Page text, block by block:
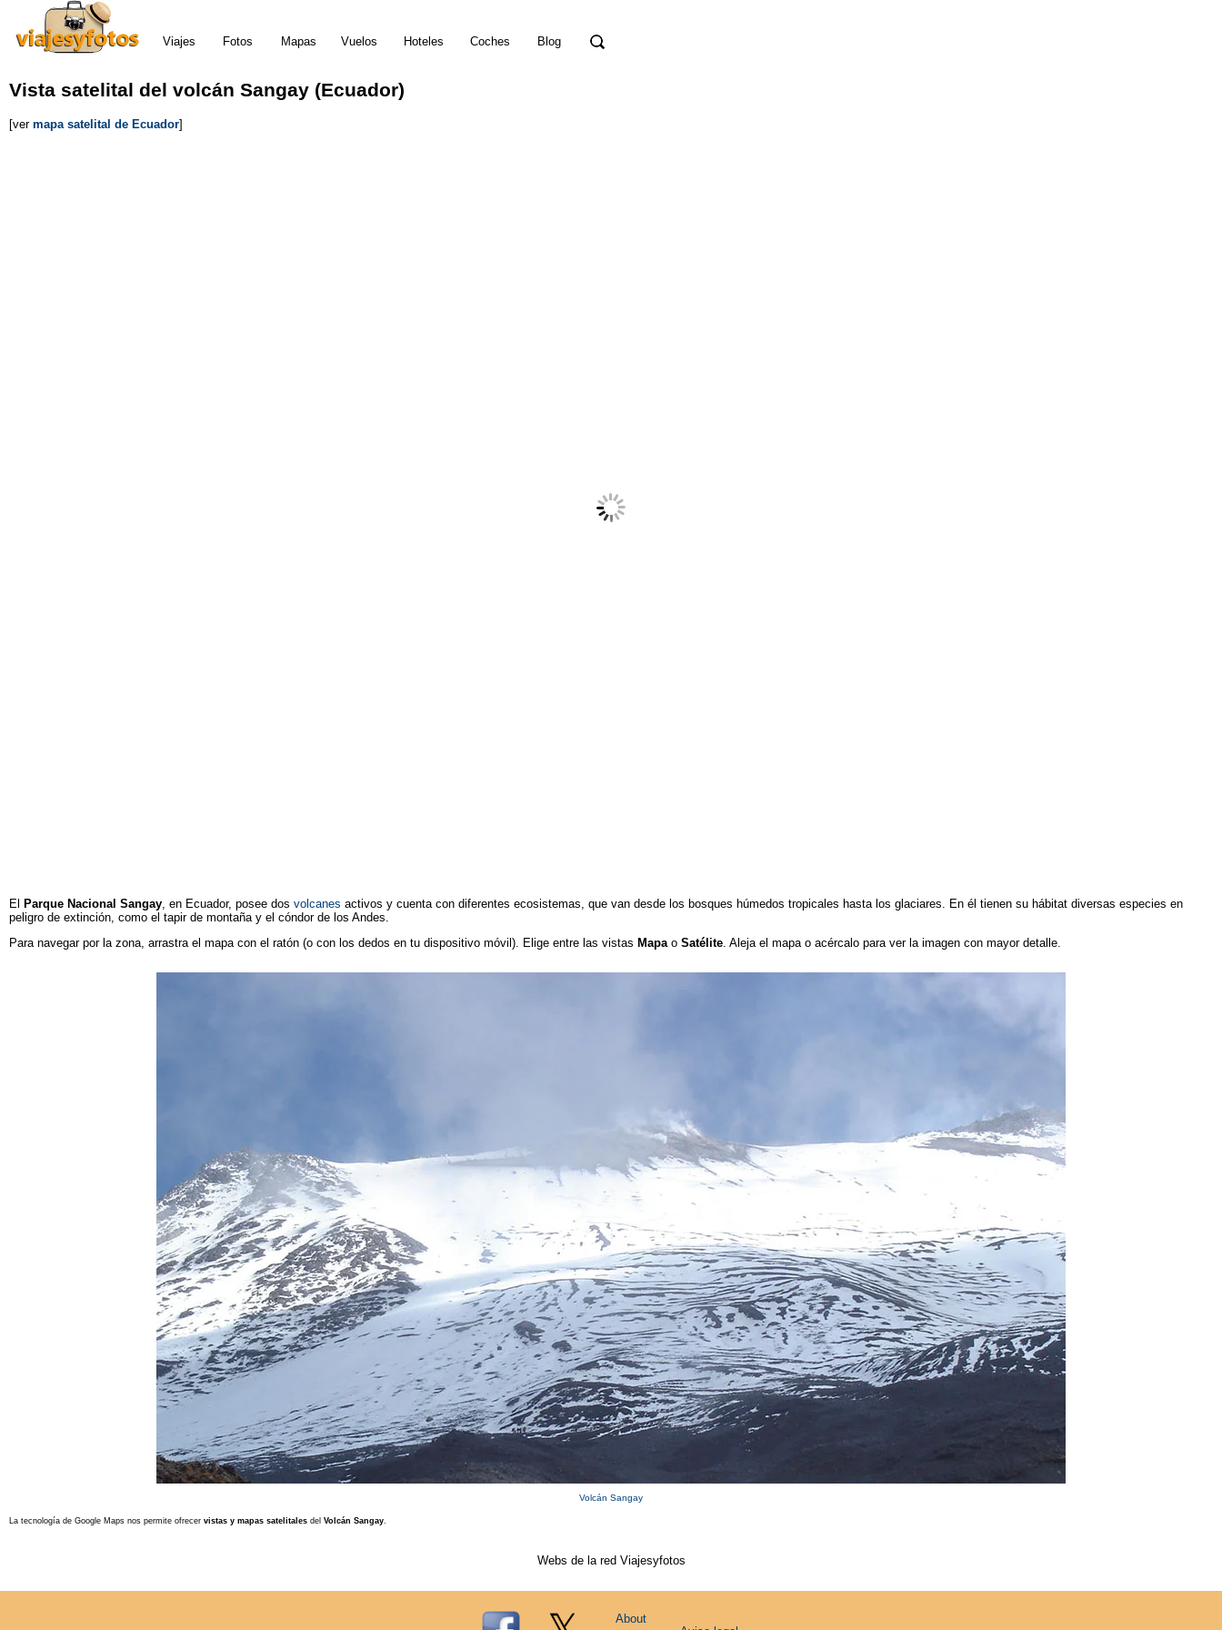
Viajes Fotos Mapas Vuelos Hoteles Coches Blog
Vista satelital del volcán Sangay (Ecuador)
[ver mapa satelital de Ecuador]
El Parque Nacional Sangay, en Ecuador, posee dos volcanes activos y cuenta con diferentes ecosistemas, que van desde los bosques húmedos tropicales hasta los glaciares. En él tienen su hábitat diversas especies en
peligro de extinción, como el tapir de montaña y el cóndor de los Andes.
Para navegar por la zona, arrastra el mapa con el ratón (o con los dedos en tu dispositivo móvil). Elige entre las vistas Mapao Satélite. Aleja el mapa o acércalo para ver la imagen con mayor detalle.
Volcán Sangay
La tecnología de Google Maps nos permite ofrecer vistas y mapas satelitales del Volcán Sangay.
Webs de la red Viajesyfotos
About